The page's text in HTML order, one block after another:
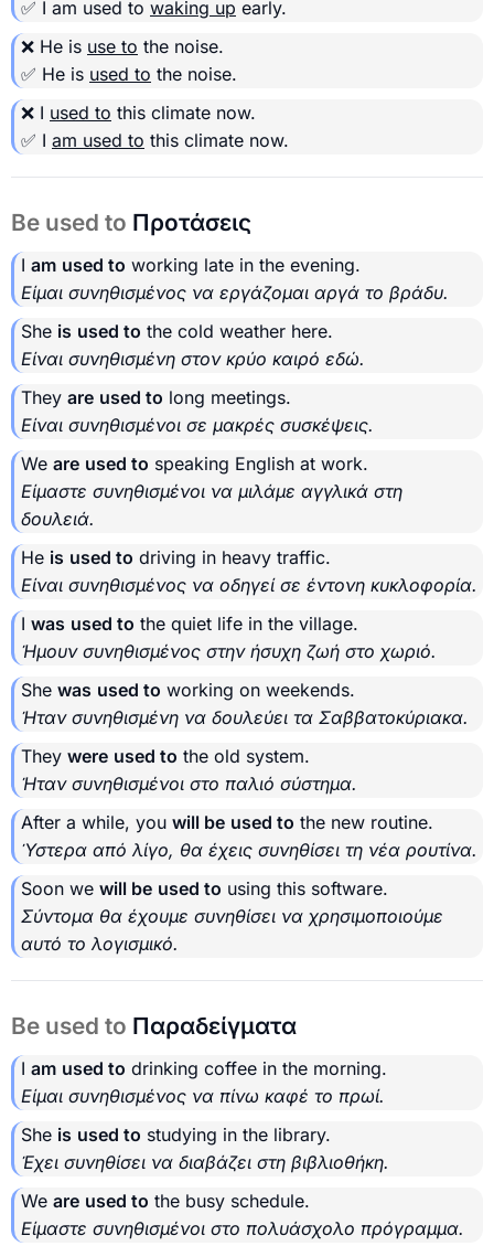
✅ I am used to waking up early.
❌ He is use to the noise.
✅ He is used to the noise.
❌ I used to this climate now.
✅ I am used to this climate now.
Be used to Προτάσεις
I am used to working late in the evening.
Είμαι συνηθισμένος να εργάζομαι αργά το βράδυ.
She is used to the cold weather here.
Είναι συνηθισμένη στον κρύο καιρό εδώ.
They are used to long meetings.
Είναι συνηθισμένοι σε μακρές συσκέψεις.
We are used to speaking English at work.
Είμαστε συνηθισμένοι να μιλάμε αγγλικά στη
δουλειά.
He is used to driving in heavy traffic.
Είναι συνηθισμένος να οδηγεί σε έντονη κυκλοφορία.
I was used to the quiet life in the village.
Ήμουν συνηθισμένος στην ήσυχη ζωή στο χωριό.
She was used to working on weekends.
Ήταν συνηθισμένη να δουλεύει τα Σαββατοκύριακα.
They were used to the old system.
Ήταν συνηθισμένοι στο παλιό σύστημα.
After a while, you will be used to the new routine.
Ύστερα από λίγο, θα έχεις συνηθίσει τη νέα ρουτίνα.
Soon we will be used to using this software.
Σύντομα θα έχουμε συνηθίσει να χρησιμοποιούμε
αυτό το λογισμικό.
Be used to Παραδείγματα
I am used to drinking coffee in the morning.
Είμαι συνηθισμένος να πίνω καφέ το πρωί.
She is used to studying in the library.
Έχει συνηθίσει να διαβάζει στη βιβλιοθήκη.
We are used to the busy schedule.
Είμαστε συνηθισμένοι στο πολυάσχολο πρόγραμμα.